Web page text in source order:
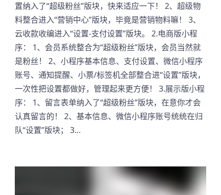
置纳入了“超级粉丝”版块，快来适应一下！ 2、超级物
料整合进入“营销中心”版块，毕竟是营销物料嘛！ 3、
云收款收编进入“设置-支付设置”版块。 2.电商版小程
序： 1、会员系统整合为“超级粉丝”版块，会员当然就
是粉丝！ 2、小程序基本信息、支付设置、微信小程序
账号、通知提醒、小票/标签机全部整合进“设置”版块，
一次性把设置都做好，管理起来更方便！ 3.展示版小程
序： 1、留言表单纳入了“超级粉丝”版块，在意你才会
认真留言的！ 2、基本信息、微信小程序账号统统在归
队“设置”版块； 3…